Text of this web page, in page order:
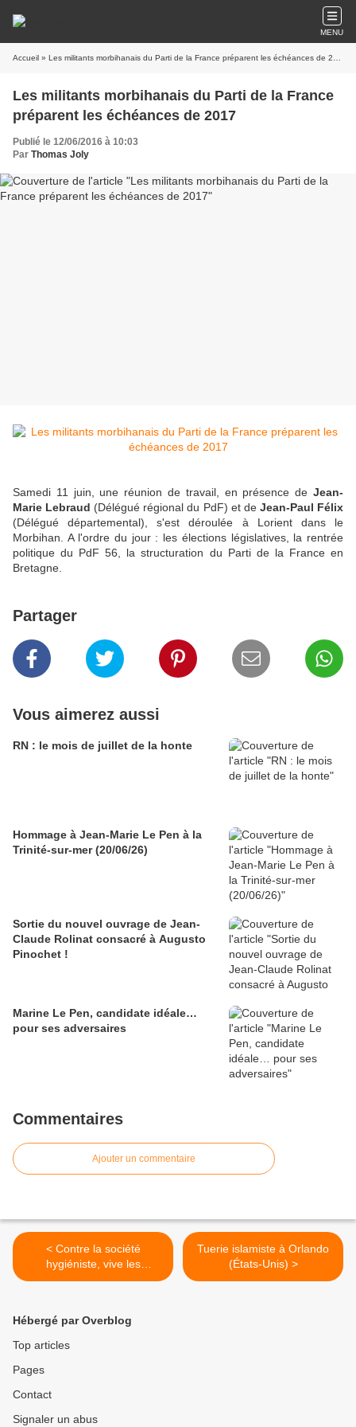
MENU
Accueil » Les militants morbihanais du Parti de la France préparent les échéances de 2017
Les militants morbihanais du Parti de la France
préparent les échéances de 2017
Publié le 12/06/2016 à 10:03
Par Thomas Joly
Samedi 11 juin, une réunion de travail, en présence de Jean-
Marie Lebraud (Délégué régional du PdF) et de Jean-Paul Félix
(Délégué départemental), s'est déroulée à Lorient dans le
Morbihan. A l'ordre du jour : les élections législatives, la rentrée
politique du PdF 56, la structuration du Parti de la France en
Bretagne.
Partager
Vous aimerez aussi
RN : le mois de juillet de la honte
Hommage à Jean-Marie Le Pen à la
Trinité-sur-mer (20/06/26)
Sortie du nouvel ouvrage de Jean-
Claude Rolinat consacré à Augusto
Pinochet !
Marine Le Pen, candidate idéale…
pour ses adversaires
Commentaires
Ajouter un commentaire
< Contre la société
hygiéniste, vive les
grenouilles !
Tuerie islamiste à Orlando
(États-Unis) >
Hébergé par Overblog
Top articles
Pages
Contact
Signaler un abus